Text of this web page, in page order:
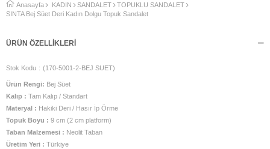
Anasayfa KADIN SANDALET
TOPUKLU SANDALET
SİNTA Bej Süet Deri Kadın Dolgu Topuk Sandalet
ÜRÜN ÖZELLIKLERI
Stok Kodu (170-5001-2-BEJ SUET)
Ürün Rengi: Bej Süet
Kalıp : Tam Kalıp / Standart
Materyal : Hakiki Deri / Hasır İp Örme
Topuk Boyu : 9 cm (2 cm platform)
Taban Malzemesi : Neolit Taban
Üretim Yeri : Türkiye